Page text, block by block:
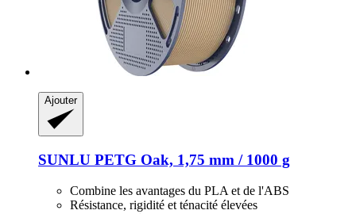
Ajouter
SUNLU PETG Oak, 1,75 mm / 1000 g
Combine les avantages du PLA et de l'ABS
Résistance, rigidité et ténacité élevées